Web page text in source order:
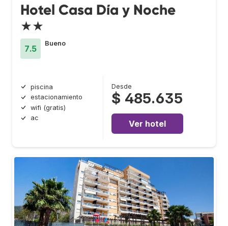
Hotel Casa Día y Noche
★★
7.5
Bueno
piscina
estacionamiento
wifi (gratis)
ac
Desde
$ 485.635
Ver hotel